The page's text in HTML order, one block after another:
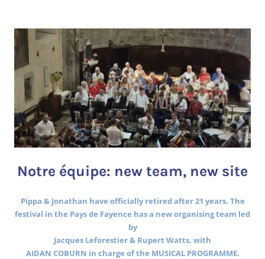
Notre équipe: new team, new site
Pippa & Jonathan have officially retired after 21 years. The
festival in the Pays de Fayence has a new organising team led
by
Jacques Leforestier & Rupert Watts, with
AIDAN COBURN in charge of the MUSICAL PROGRAMME.